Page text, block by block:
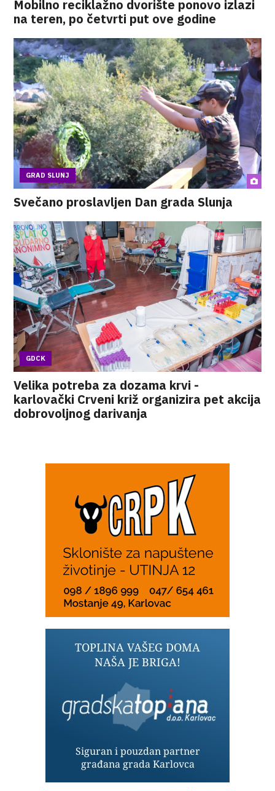
Mobilno reciklažno dvorište ponovo izlazi
na teren, po četvrti put ove godine
GRAD SLUNJ
Svečano proslavljen Dan grada Slunja
GDCK
Velika potreba za dozama krvi -
karlovački Crveni križ organizira pet akcija
dobrovoljnog darivanja